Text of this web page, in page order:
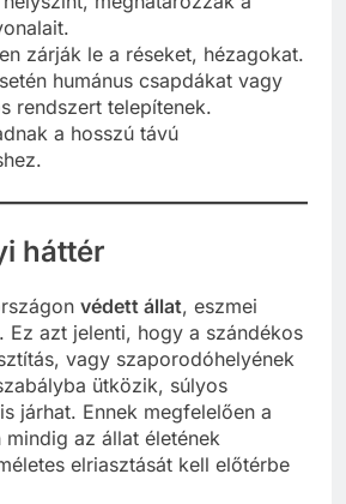
zárják le a réseket, hézagokat.
humánus csapdákat vagy
rendszert telepítenek.
a hosszú távú
háttér
védett állat, eszmei
Ez azt jelenti, hogy a szándékos
vagy szaporodóhelyének
ütközik, súlyos
járhat. Ennek megfelelően a
az állat életének
elriasztását kell előtérbe